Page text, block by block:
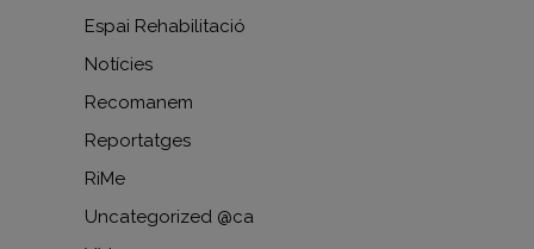
Espai Rehabilitació
Notícies
Recomanem
Reportatges
RiMe
Uncategorized @ca